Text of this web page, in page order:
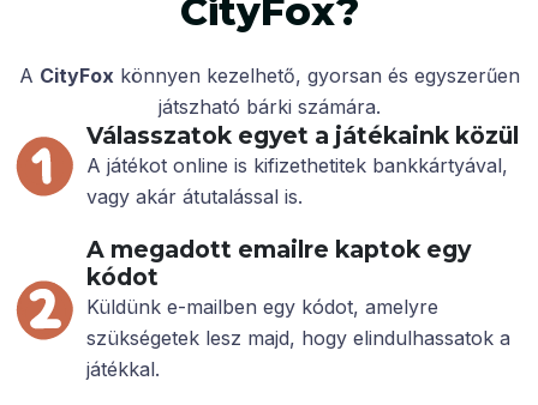
CityFox?
A CityFox könnyen kezelhető, gyorsan és egyszerűen
játszható bárki számára.
Válasszatok egyet a játékaink közül
A játékot online is kifizethetitek bankkártyával,
vagy akár átutalással is.
A megadott emailre kaptok egy
kódot
Küldünk e-mailben egy kódot, amelyre
szükségetek lesz majd, hogy elindulhassatok a
játékkal.